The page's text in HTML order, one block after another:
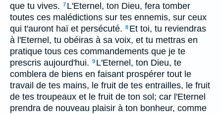
que tu vives. 7 L'Eternel, ton Dieu, fera tomber
toutes ces malédictions sur tes ennemis, sur ceux
qui t'auront haï et persécuté. 8 Et toi, tu reviendras
à l'Eternel, tu obéiras à sa voix, et tu mettras en
pratique tous ces commandements que je te
prescris aujourd'hui. 9 L'Eternel, ton Dieu, te
comblera de biens en faisant prospérer tout le
travail de tes mains, le fruit de tes entrailles, le fruit
de tes troupeaux et le fruit de ton sol; car l'Eternel
prendra de nouveau plaisir à ton bonheur, comme